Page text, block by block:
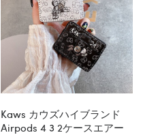
Kaws カウズハイブランド
Airpods 4 3 2ケースエアー